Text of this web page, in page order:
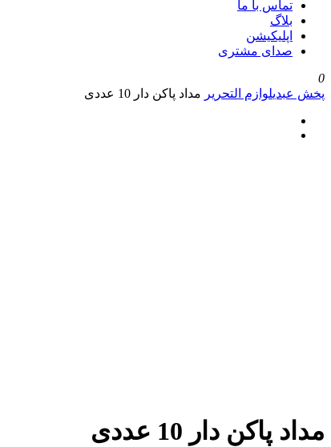
تماس با ما
بلاگ
اپلیکیشن
صدای مشتری
0
پخش عبدیلوازم التحریر مداد پاکن دار 10 عددی
مداد پاکن دار 10 عددی